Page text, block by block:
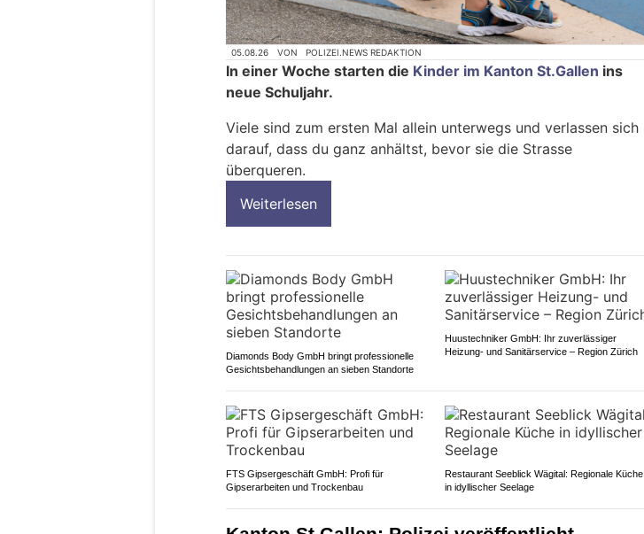
05.08.26 VON POLIZEI.NEWS REDAKTION
In einer Woche starten die Kinder im Kanton St.Gallen ins
neue Schuljahr.
Viele sind zum ersten Mal allein unterwegs und verlassen sich
darauf, dass du ganz anhältst, bevor sie die Strasse
überqueren.
Weiterlesen
Diamonds Body GmbH bringt professionelle
Gesichtsbehandlungen an sieben Standorte
Huustechniker GmbH: Ihr zuverlässiger
Heizung- und Sanitärservice – Region Zürich
FTS Gipsergeschäft GmbH: Profi für
Gipserarbeiten und Trockenbau
Restaurant Seeblick Wägital: Regionale Küche
in idyllischer Seelage